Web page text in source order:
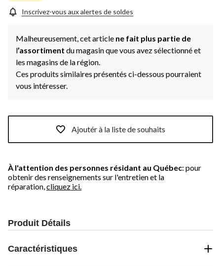
Inscrivez-vous aux alertes de soldes
Malheureusement, cet article ne fait plus partie de
l’assortiment du magasin que vous avez sélectionné et
les magasins de la région.
Ces produits similaires présentés ci-dessous pourraient
vous intéresser.
Ajoutér à la liste de souhaits
À l'attention des personnes résidant au Québec: pour
obtenir des renseignements sur l'entretien et la
réparation, cliquez ici.
Produit Détails
Caractéristiques